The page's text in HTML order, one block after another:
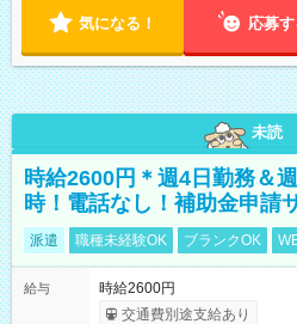
気になる！ 応募す
未読
時給2600円＊週4日勤務＆
時！電話なし！補助金申請
派遣 職種未経験OK ブランクOK
給与
時給2600円
交通費別途支給あり